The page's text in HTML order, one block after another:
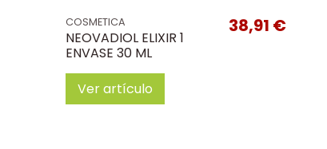
COSMETICA
NEOVADIOL ELIXIR 1
ENVASE 30 ML
38,91 €
Ver artículo